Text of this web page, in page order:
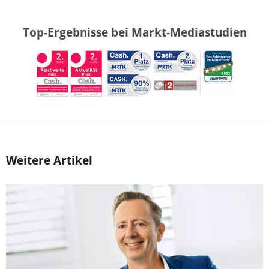
Top-Ergebnisse bei Markt-Mediastudien
Weitere Artikel